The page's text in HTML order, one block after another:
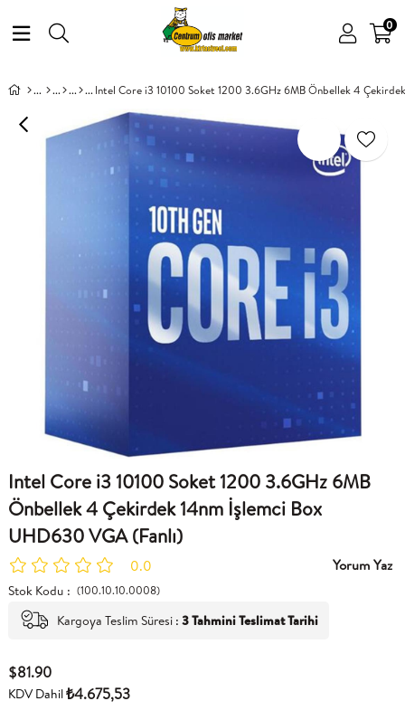
0
Intel Core i3 10100 Soket 1200 3.6GHz 6MB Önbellek 4
Intel Core i3 10100 Soket 1200 3.6GHz 6MB
Önbellek 4 Çekirdek 14nm İşlemci Box
UHD630 VGA (Fanlı)
0.0 Yorum Yaz
Stok Kodu (100.10.10.0008)
Kargoya Teslim Süresi : 3 Tahmini Teslimat Tarihi
$81.90
KDV Dahil₺4.675,53